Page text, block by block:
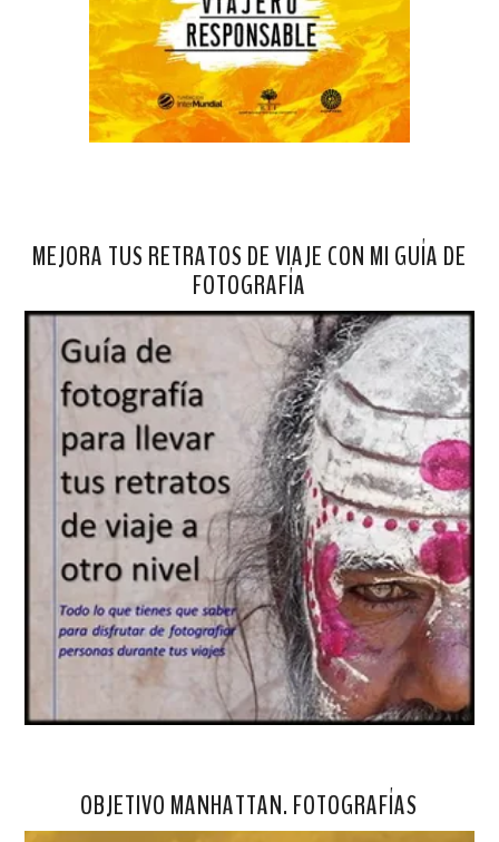
MEJORA TUS RETRATOS DE VIAJE CON MI GUÍA DE
FOTOGRAFÍA
OBJETIVO MANHATTAN. FOTOGRAFÍAS